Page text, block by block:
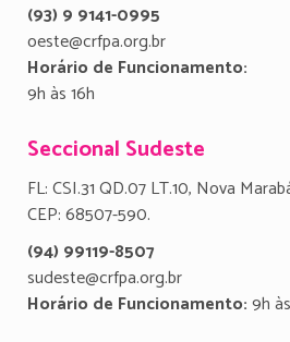
(93) 9 9141-0995
oeste@crfpa.org.br
Horário de Funcionamento:
9h às 16h
Seccional Sudeste
FL: CSI.31 QD.07 LT.10, Nova
CEP: 68507-590.
(94) 99119-8507
sudeste@crfpa.org.br
Horário de Funcionamento:9h